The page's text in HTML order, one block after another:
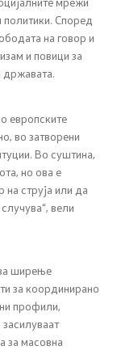
политики. Според
на говор и
и повици за
државата.
европските
во затворени
Во суштина,
но ова е
на струја или да
вели
ширење
за координирано
профили,
за масовна